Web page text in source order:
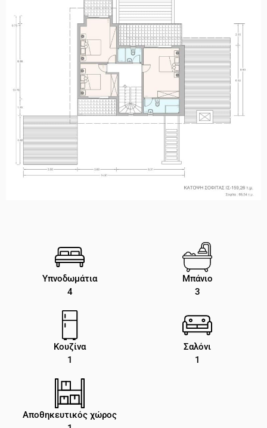
Υπνοδωμάτια
4
Μπάνιο
3
Κουζίνα
1
Σαλόνι
1
Αποθηκευτικός χώρος